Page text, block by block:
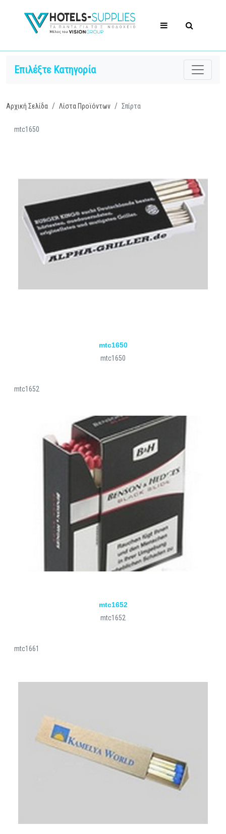
Επιλέξτε Κατηγορία
Αρχική Σελίδα Λίστα Προϊόντων Σπίρτα
mtc1650
mtc1650
mtc1650
mtc1652
mtc1652
mtc1652
mtc1661